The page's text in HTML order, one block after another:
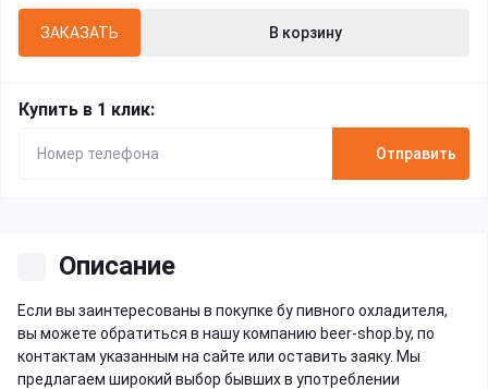
ЗАКАЗАТЬ В корзину
Купить в 1 клик:
Отправить
Описание
Если вы заинтересованы в покупке бу пивного охладителя,
вы можете обратиться в нашу компанию beer-shop.by, по
контактам указанным на сайте или оставить заяку. Мы
предлагаем широкий выбор бывших в употреблении